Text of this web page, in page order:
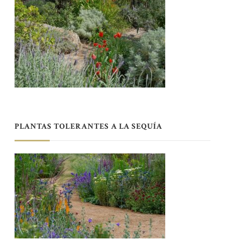
PLANTAS TOLERANTES A LA SEQUÍA